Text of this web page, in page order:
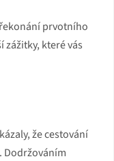
prvotního
které vás
že cestování
Dodržováním